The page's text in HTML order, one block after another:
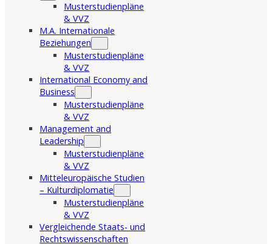
Musterstudienpläne
& VVZ
M.A. Internationale
Beziehungen
Musterstudienpläne
& VVZ
International Economy and
Business
Musterstudienpläne
& VVZ
Management and
Leadership
Musterstudienpläne
& VVZ
Mitteleuropäische Studien
– Kulturdiplomatie
Musterstudienpläne
& VVZ
Vergleichende Staats- und
Rechtswissenschaften